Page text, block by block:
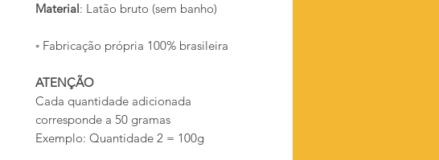
Material: Latão bruto (sem banho)
◦ Fabricação própria 100% brasileira
ATENÇÃO
Cada quantidade adicionada
corresponde a 50 gramas
Exemplo: Quantidade 2 = 100g